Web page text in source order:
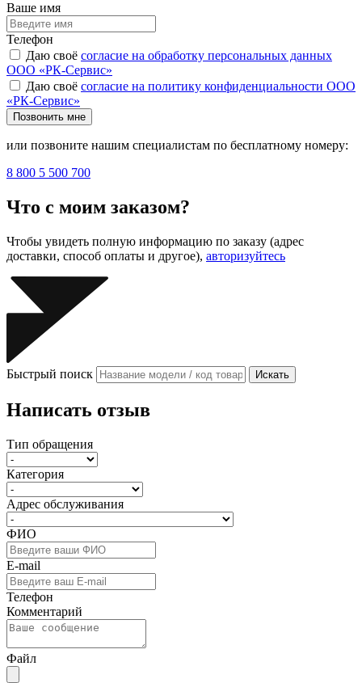
Ваше имя
Телефон
Даю своё согласие на обработку персональных данных
ООО «РК-Сервис»
Даю своё согласие на политику конфиденциальности ООО
«РК-Сервис»
Позвонить мне
или позвоните нашим специалистам по бесплатному номеру:
8 800 5 500 700
Что с моим заказом?
Чтобы увидеть полную информацию по заказу (адрес
доставки, способ оплаты и другое), авторизуйтесь
Быстрый поиск Искать
Написать отзыв
Тип обращения
Категория
Адрес обслуживания
ФИО
E-mail
Телефон
Комментарий
Файл